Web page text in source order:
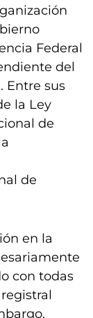
Federal
del
Entre sus
la Ley
de
de
en la
con todas